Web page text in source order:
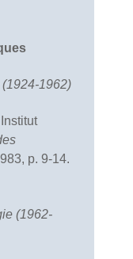
1962)
p. 9-14.
(1962-